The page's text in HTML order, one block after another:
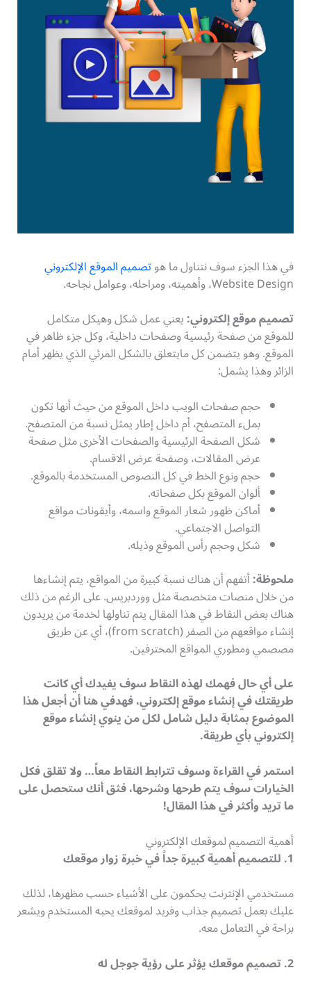
في هذا الجزء سوف نتناول ما هوتصميم الموقع الإلكتروني
Website Design، وأهميته، ومراحله، وعوامل نجاحه.
تصميم موقع إلكتروني:يعني عمل شكل وهيكل متكامل
للموقع من صفحة رئيسية وصفحات داخلية، وكل جزء ظاهر في
الموقع. وهو يتضمن كل مايتعلق بالشكل المرئي الذي يظهر أمام
الزائر وهذا يشمل:
حجم صفحات الويب داخل الموقع من حيث أنها تكون
بملء المتصفح، أم داخل إطار يمثل نسبة من المتصفح.
شكل الصفحة الرئيسية والصفحات الأخرى مثل صفحة
عرض المقالات، وصفحة عرض الاقسام.
حجم ونوع الخط في كل النصوص المستخدمة بالموقع.
ألوان الموقع بكل صفحاته.
أماكن ظهور شعار الموقع واسمه، وأيقونات مواقع
التواصل الاجتماعي.
شكل وحجم رأس الموقع وذيله.
ملحوظة:أتفهم أن هناك نسبة كبيرة من المواقع، يتم إنشاءها
من خلال منصات متخصصة مثل ووردبريس. على الرغم من ذلك
هناك بعض النقاط في هذا المقال يتم تناولها لخدمة من يريدون
إنشاء مواقعهم من الصفر (from scratch)، أي عن طريق
مصصمي ومطوري المواقع المحترفين.
على أي حال فهمك لهذه النقاط سوف يفيدك أي كانت
طريقتك في إنشاء موقع إلكتروني، فهدفي هنا أن أجعل هذا
الموضوع بمثابة دليل شامل لكل من ينوي إنشاء موقع
إلكتروني بأي طريقة.
استمر في القراءة وسوف تترابط النقاط معاً… ولا تقلق فكل
الخيارات سوف يتم طرحها وشرحها، فثق أنك ستحصل على
ما تريد وأكثر في هذا المقال!
أهمية التصميم لموقعك الإلكتروني
1. للتصميم أهمية كبيرة جداً في خبرة زوار موقعك
مستخدمي الإنترنت يحكمون على الأشياء حسب مظهرها، لذلك
عليك بعمل تصميم جذاب وفريد لموقعك يحبه المستخدم ويشعر
براحة في التعامل معه.
2. تصميم موقعك يؤثر على رؤية جوجل له